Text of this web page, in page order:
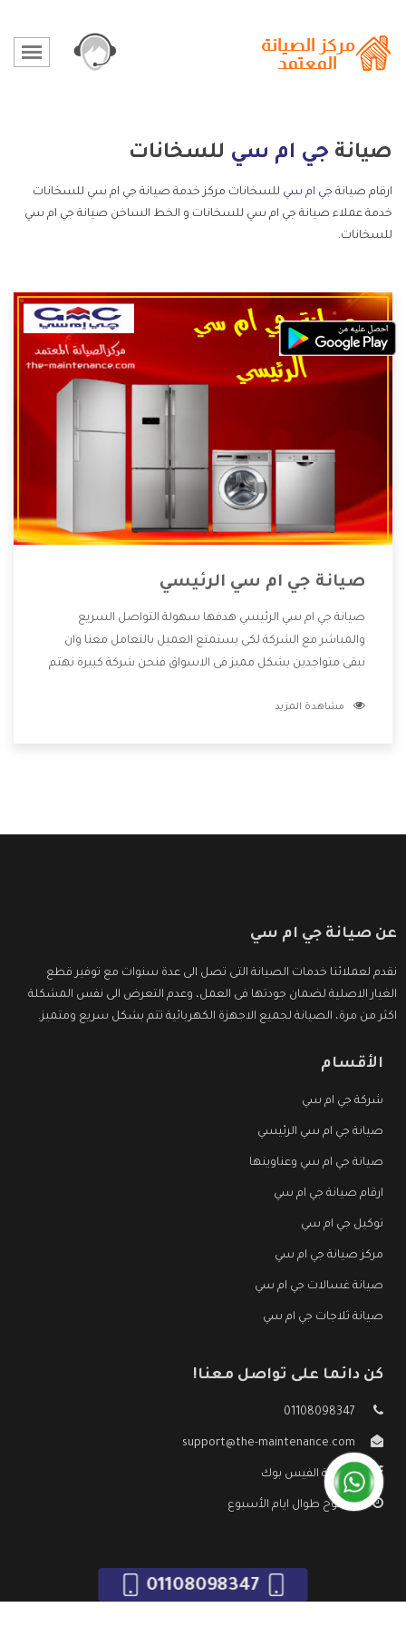
صيانة جي ام سي للسخانات
ارقام صيانة جي ام سي للسخانات مركز خدمة صيانة جي ام سي للسخانات
خدمة عملاء صيانة جي ام سي للسخانات و الخط الساخن صيانة جي ام سي
للسخانات.
صيانة جي ام سي الرئيسي
صيانة جي ام سي الرئيسي هدفها سهولة التواصل السريع
والمباشر مع الشركة لكى يستمتع العميل بالتعامل معنا وان
نبقى متواجدين بشكل مميز فى الاسواق فنحن شركة كبيرة نهتم
الشركة بها والتى تكون منها خدمة الصيانة التى تكون من أهم
مشاهدة المزيد
عن صيانة جي ام سي
نقدم لعملائنا خدمات الصيانة التى تصل الى عدة سنوات مع توفير قطع
الغيار الاصلية لضمان جودتها فى العمل، وعدم التعرض الى نفس المشكلة
اكثر من مرة، الصيانة لجميع الاجهزة الكهربائية تتم بشكل سريع ومتميز.
الأقسام
شركة جي ام سي
صيانة جي ام سي الرئيسي
صيانة جي ام سي وعناوينها
ارقام صيانة جي ام سي
توكيل جي ام سي
مركز صيانة جي ام سي
صيانة غسالات جي ام سي
صيانة ثلاجات جي ام سي
كن دائما على تواصل معنا!
01108098347
support@the-maintenance.com
صفحة الفيس بوك
مفتوح طوال ايام الأسبوع
01108098347